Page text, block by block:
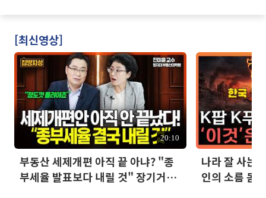
[최신영상]
20:10
부동산 세제개편 아직 끝 아냐? "종
부세율 발표보다 내릴 것" 장기거주
나라 잘 사는
인의 소름 돋